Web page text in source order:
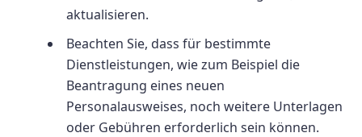
aktualisieren.
Beachten Sie, dass für bestimmte
Dienstleistungen, wie zum Beispiel die
Beantragung eines neuen
Personalausweises, noch weitere Unterlagen
oder Gebühren erforderlich sein können.